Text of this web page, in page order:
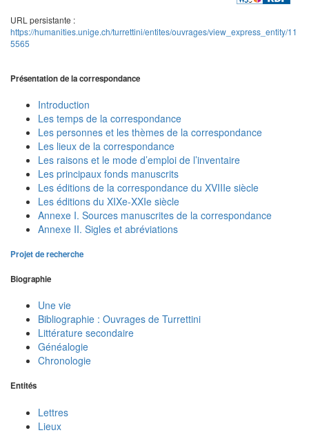
URL persistante :
https://humanities.unige.ch/turrettini/entites/ouvrages/view_express_entity/11
5565
Présentation de la correspondance
Introduction
Les temps de la correspondance
Les personnes et les thèmes de la correspondance
Les lieux de la correspondance
Les raisons et le mode d’emploi de l’inventaire
Les principaux fonds manuscrits
Les éditions de la correspondance du XVIIIe siècle
Les éditions du XIXe-XXIe siècle
Annexe I. Sources manuscrites de la correspondance
Annexe II. Sigles et abréviations
Projet de recherche
Biographie
Une vie
Bibliographie : Ouvrages de Turrettini
Littérature secondaire
Généalogie
Chronologie
Entités
Lettres
Lieux